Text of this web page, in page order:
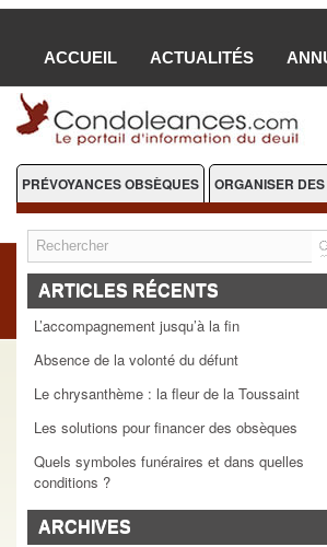
ACCUEIL ACTUALITÉS
PRÉVOYANCES OBSÈQUES ORGANISER
ARTICLES RÉCENTS
L’accompagnement jusqu’à la fin
Absence de la volonté du défunt
Le chrysanthème : la fleur de la Toussaint
Les solutions pour financer des obsèques
Quels symboles funéraires et dans quelles
conditions ?
ARCHIVES